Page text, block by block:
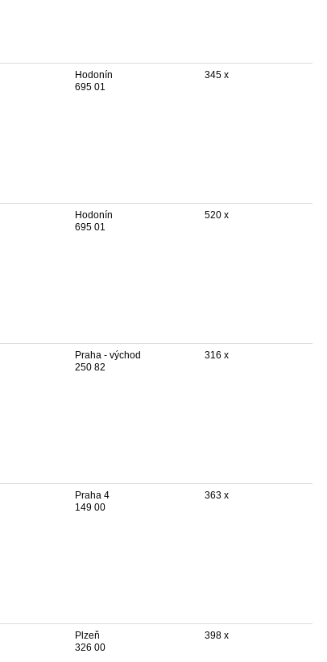
Hodonín
695 01
345 x
Hodonín
695 01
520 x
Praha - východ
250 82
316 x
Praha 4
149 00
363 x
Plzeň
326 00
398 x